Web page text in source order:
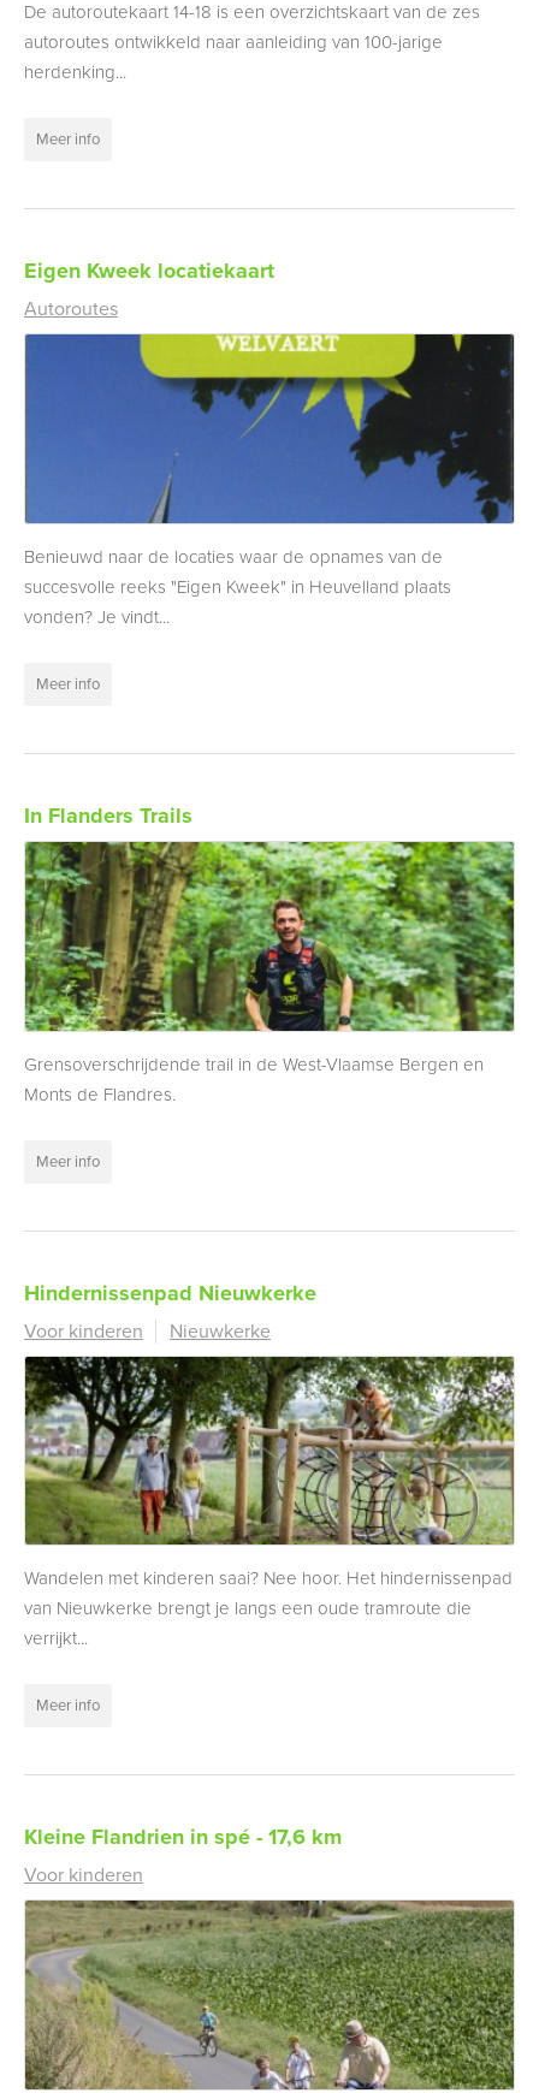
De autoroutekaart 14-18 is een overzichtskaart van de zes
autoroutes ontwikkeld naar aanleiding van 100-jarige
herdenking...
Meer info
Eigen Kweek locatiekaart
Autoroutes
Benieuwd naar de locaties waar de opnames van de
succesvolle reeks "Eigen Kweek" in Heuvelland plaats
vonden? Je vindt...
Meer info
In Flanders Trails
Grensoverschrijdende trail in de West-Vlaamse Bergen en
Monts de Flandres.
Meer info
Hindernissenpad Nieuwkerke
Voor kinderen Nieuwkerke
Wandelen met kinderen saai? Nee hoor. Het hindernissenpad
van Nieuwkerke brengt je langs een oude tramroute die
verrijkt...
Meer info
Kleine Flandrien in spé - 17,6 km
Voor kinderen